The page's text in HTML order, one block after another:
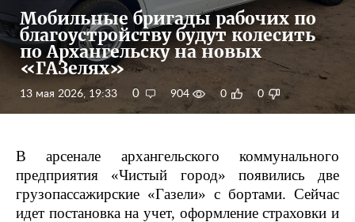
Мобильные бригады рабочих по
благоустройству будут колесить
по Архангельску на новых
«ГАЗелях»
13 мая 2026, 19:33 0 904 0 0
В арсенале архангельского коммунального
предприятия «Чистый город» появились две
грузопассажирские «Газели» с бортами. Сейчас
идет постановка на учет, оформление страховки и